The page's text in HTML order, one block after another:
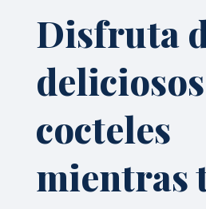
Disfruta
deliciosos
cocteles
mientras